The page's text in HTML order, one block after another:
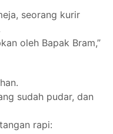
seorang kurir
oleh Bapak Bram,”
sudah pudar, dan
rapi: